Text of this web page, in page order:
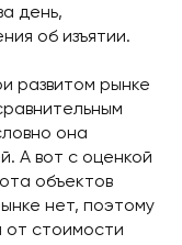
день,
об изъятии.
развитом рынке
она
А вот с оценкой
объектов
нет, поэтому
от стоимости